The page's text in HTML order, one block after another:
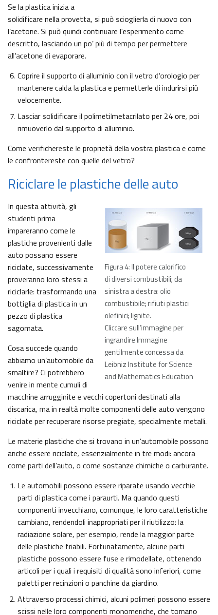
Se la plastica inizia a
solidificare nella provetta, si può scioglierla di nuovo con
l’acetone. Si può quindi continuare l’esperimento come
descritto, lasciando un po’ più di tempo per permettere
all’acetone di evaporare.
Coprire il supporto di alluminio con il vetro d’orologio per
mantenere calda la plastica e permetterle di indurirsi più
velocemente.
Lasciar solidificare il polimetilmetacrilato per 24 ore, poi
rimuoverlo dal supporto di alluminio.
Come verifichereste le proprietà della vostra plastica e come
le confrontereste con quelle del vetro?
Riciclare le plastiche delle auto
Figura 4: Il potere calorifico
di diversi combustibili; da
sinistra a destra: olio
combustibile; rifiuti plastici
olefinici; lignite.
Cliccare sull’immagine per
ingrandire Immagine
gentilmente concessa da
Leibniz Institute for Science
and Mathematics Education
In questa attività, gli
studenti prima
impareranno come le
plastiche provenienti dalle
auto possano essere
riciclate, successivamente
proveranno loro stessi a
riciclarle: trasformando una
bottiglia di plastica in un
pezzo di plastica
sagomata.
Cosa succede quando
abbiamo un’automobile da
smaltire? Ci potrebbero
venire in mente cumuli di
macchine arrugginite e vecchi copertoni destinati alla
discarica, ma in realtà molte componenti delle auto vengono
riciclate per recuperare risorse pregiate, specialmente metalli.
Le materie plastiche che si trovano in un’automobile possono
anche essere riciclate, essenzialmente in tre modi: ancora
come parti dell’auto, o come sostanze chimiche o carburante.
Le automobili possono essere riparate usando vecchie
parti di plastica come i paraurti. Ma quando questi
componenti invecchiano, comunque, le loro caratteristiche
cambiano, rendendoli inappropriati per il riutilizzo: la
radiazione solare, per esempio, rende la maggior parte
delle plastiche friabili. Fortunatamente, alcune parti
plastiche possono essere fuse e rimodellate, ottenendo
articoli per i quali i requisiti di qualità sono inferiori, come
paletti per recinzioni o panchine da giardino.
Attraverso processi chimici, alcuni polimeri possono essere
scissi nelle loro componenti monomeriche, che tornano